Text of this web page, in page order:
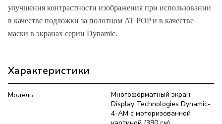
улучшения контрастности изображения при использовании
в качестве подложки за полотном AT POP и в качестве
маски в экранах серии Dynamic.
Характеристики
Модель
Многоформатный экран
Display Technologies Dynamic-
4-AM с моторизованной